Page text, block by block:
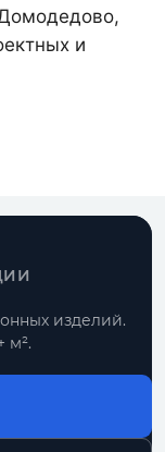
и
изделий.
м².